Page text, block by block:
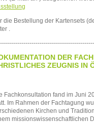
die Bestellung der Kartensets
.
DER
ZEUGNIS IN
Fachkonsultation fand im Juni
Im Rahmen der Fachtagung
Kirchen und
missionswissenschaftlichen